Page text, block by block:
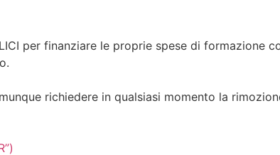
per finanziare le proprie spese di formazione
richiedere in qualsiasi momento la